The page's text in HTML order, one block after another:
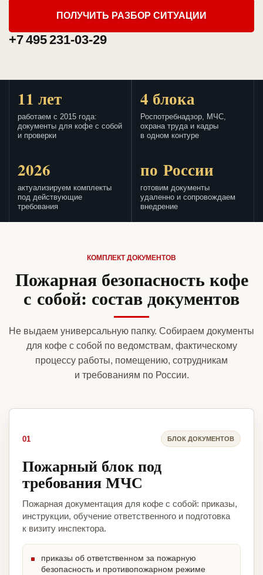
ПОЛУЧИТЬ РАЗБОР СИТУАЦИИ
+7 495 231-03-29
11 лет
работаем с 2015 года:
документы для кофе с собой
и проверки
4 блока
Роспотребнадзор, МЧС,
охрана труда и кадры
в одном контуре
2026
актуализируем комплекты
под действующие
требования
по России
готовим документы
удаленно и сопровождаем
внедрение
КОМПЛЕКТ ДОКУМЕНТОВ
Пожарная безопасность кофе
с собой: состав документов
Не выдаем универсальную папку. Собираем документы
для кофе с собой по ведомствам, фактическому
процессу работы, помещению, сотрудникам
и требованиям по России.
01 БЛОК ДОКУМЕНТОВ
Пожарный блок под
требования МЧС
Пожарная документация для кофе с собой: приказы,
инструкции, обучение ответственного и подготовка
к визиту инспектора.
приказы об ответственном за пожарную
безопасность и противопожарном режиме